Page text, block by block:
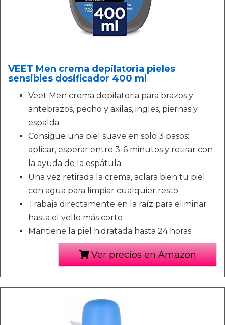
VEET Men crema depilatoria pieles
sensibles dosificador 400 ml
Veet Men crema depilatoria para brazos y
antebrazos, pecho y axilas, ingles, piernas y
espalda
Consigue una piel suave en solo 3 pasos:
aplicar, esperar entre 3-6 minutos y retirar con
la ayuda de la espátula
Una vez retirada la crema, aclara bien tu piel
con agua para limpiar cualquier resto
Trabaja directamente en la raíz para eliminar
hasta el vello más corto
Mantiene la piel hidratada hasta 24 horas
Ver precios en Amazon